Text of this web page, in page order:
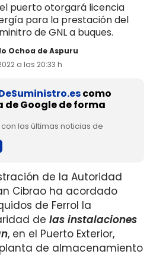
puerto otorgará licencia
para la prestación del
de GNL a buques.
Ochoa de Aspuru
a las 20:33 h
como
Google de forma
las últimas noticias de
de la Autoridad
Cibrao ha acordado
de Ferrol la
de las instalaciones
, en el Puerto Exterior,
de almacenamiento